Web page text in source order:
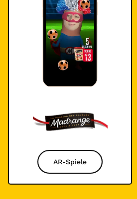
AR-Spiele